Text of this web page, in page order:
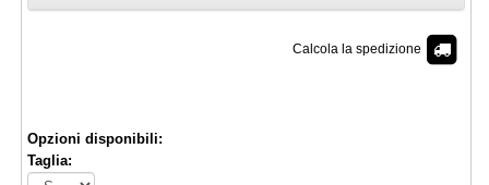
Calcola la spedizione
Opzioni disponibili:
Taglia: